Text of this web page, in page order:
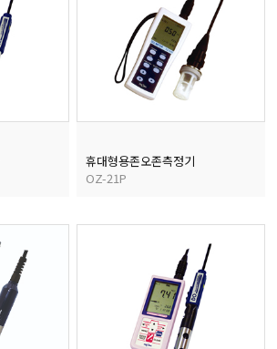
휴대형용존오존측정기
OZ-21P